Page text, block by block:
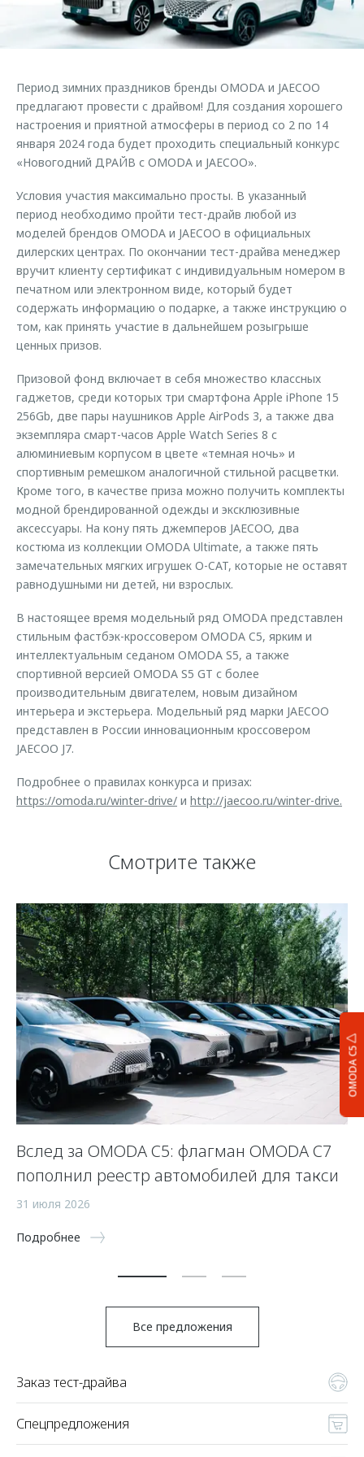
Страхование
Кредитный калькулятор
Одежда и сувениры
Оригинальные аксессуары
Запчасти
Калькулятор трейд-ин
Клиентская поддержка
O&J Автоклуб
Приложение O&J
Аксессуары
Одежда и сувениры
Оригинальные аксессуары
Запчасти
Обратная связь
OMODA C5
Период зимних праздников бренды OMODA и JAECOO
предлагают провести с драйвом! Для создания хорошего
настроения и приятной атмосферы в период со 2 по 14
января 2024 года будет проходить специальный конкурс
«Новогодний ДРАЙВ с OMODA и JAECOO».
Условия участия максимально просты. В указанный
период необходимо пройти тест-драйв любой из
моделей брендов OMODA и JAECOO в официальных
дилерских центрах. По окончании тест-драйва менеджер
вручит клиенту сертификат с индивидуальным номером в
печатном или электронном виде, который будет
содержать информацию о подарке, а также инструкцию о
том, как принять участие в дальнейшем розыгрыше
ценных призов.
Призовой фонд включает в себя множество классных
гаджетов, среди которых три смартфона Apple iPhone 15
256Gb, две пары наушников Apple AirPods 3, а также два
экземпляра смарт-часов Apple Watch Series 8 с
алюминиевым корпусом в цвете «темная ночь» и
спортивным ремешком аналогичной стильной расцветки.
Кроме того, в качестве приза можно получить комплекты
модной брендированной одежды и эксклюзивные
аксессуары. На кону пять джемперов JAECOO, два
костюма из коллекции OMODA Ultimate, а также пять
замечательных мягких игрушек O-CAT, которые не оставят
равнодушными ни детей, ни взрослых.
В настоящее время модельный ряд OMODA представлен
стильным фастбэк-кроссовером OMODA C5, ярким и
интеллектуальным седаном OMODA S5, а также
спортивной версией OMODA S5 GT с более
производительным двигателем, новым дизайном
интерьера и экстерьера. Модельный ряд марки JAECOO
представлен в России инновационным кроссовером
JAECOO J7.
Подробнее о правилах конкурса и призах:
https://omoda.ru/winter-drive/ и http://jaecoo.ru/winter-drive.
Смотрите также
Вслед за OMODA C5: флагман OMODA C7
пополнил реестр автомобилей для такси
31 июля 2026
Подробнее
Все предложения
Заказ тест-драйва
Спецпредложения